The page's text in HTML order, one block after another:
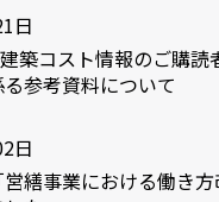
日
建築コスト情報のご購
参考資料について
日
繕事業における働き